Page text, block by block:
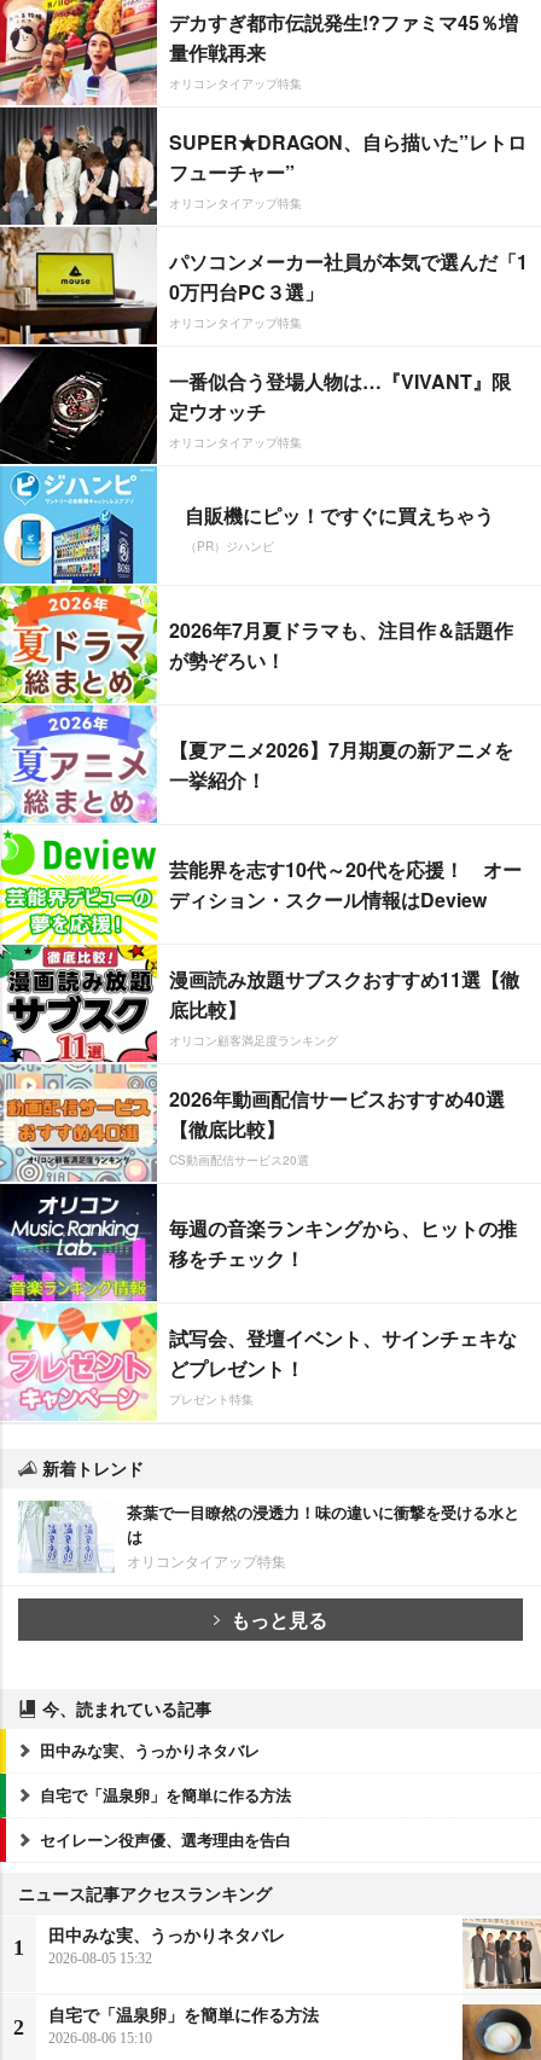
デカすぎ都市伝説発生!?ファミマ45％増
量作戦再来
オリコンタイアップ特集
SUPER★DRAGON、自ら描いた”レトロ
フューチャー”
オリコンタイアップ特集
パソコンメーカー社員が本気で選んだ「1
0万円台PC３選」
オリコンタイアップ特集
一番似合う登場人物は…『VIVANT』限
定ウオッチ
オリコンタイアップ特集
自販機にピッ！ですぐに買えちゃう
（PR）ジハンピ
2026年7月夏ドラマも、注目作＆話題作
が勢ぞろい！
【夏アニメ2026】7月期夏の新アニメを
一挙紹介！
芸能界を志す10代～20代を応援！ オー
ディション・スクール情報はDeview
漫画読み放題サブスクおすすめ11選【徹
底比較】
オリコン顧客満足度ランキング
2026年動画配信サービスおすすめ40選
【徹底比較】
CS動画配信サービス20選
毎週の音楽ランキングから、ヒットの推
移をチェック！
試写会、登壇イベント、サインチェキな
どプレゼント！
プレゼント特集
新着トレンド
茶葉で一目瞭然の浸透力！味の違いに衝撃を受ける水と
は
オリコンタイアップ特集
もっと見る
今、読まれている記事
田中みな実、うっかりネタバレ
自宅で「温泉卵」を簡単に作る方法
セイレーン役声優、選考理由を告白
ニュース記事アクセスランキング
1
田中みな実、うっかりネタバレ
2026-08-05 15:32
2
自宅で「温泉卵」を簡単に作る方法
2026-08-06 15:10